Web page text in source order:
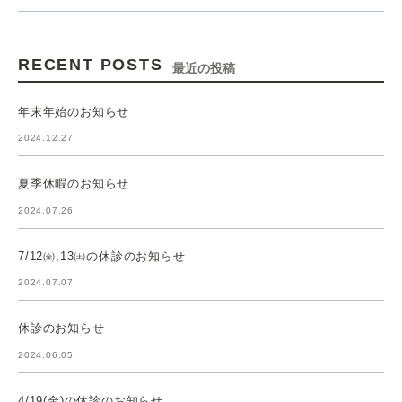
RECENT POSTS 最近の投稿
年末年始のお知らせ
2024.12.27
夏季休暇のお知らせ
2024.07.26
7/12㈮,13㈯の休診のお知らせ
2024.07.07
休診のお知らせ
2024.06.05